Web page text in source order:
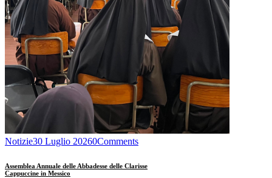
Notizie30 Luglio 20260Comments
Assemblea Annuale delle Abbadesse delle Clarisse
Cappuccine in Messico